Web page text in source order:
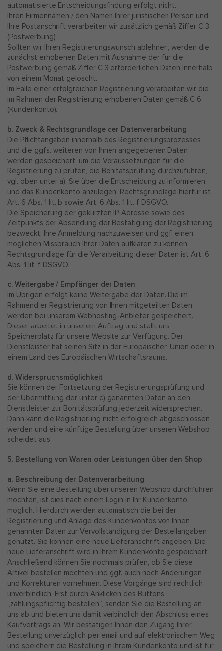
automatisierte Entscheidungsfindung erfolgt nicht.
Ihren Firmennamen / den Namen Ihrer juristischen Person und
Ihre Postanschrift verarbeiten wir zusätzlich gemäß Ziffer C 3
(Postwerbung).
Sollten wir Ihren Registrierungswunsch ablehnen, werden die
zunächst erhobenen Daten mit Ausnahme der für die
Postwerbung gemäß Ziffer C 3 erforderlichen Daten innerhalb
von einem Monat gelöscht.
Im Falle einer erfolgreichen Registrierung verarbeiten wir die
im Rahmen der Registrierung erhobenen Daten gemäß C 6
(Kundenkonto).
b. Zweck & Rechtsgrundlage der Datenverarbeitung
Die Pflichtangaben innerhalb des Registrierungsprozesses
und die ggfs. weiteren von Ihnen angegebenen Daten
werden gespeichert, um die Voraussetzungen für die
Registrierung zu prüfen, die Bonitätsprüfung durchzuführen,
vgl. oben unter a), Sie über die Entscheidung zu informieren
und das Kundenkonto anzulegen. Rechtsgrundlage hierfür ist
Art. 6 Abs. 1 lit. b sowie Art. 6 Abs. 1 lit. f DSGVO.
Die Speicherung der gekürzten IP-Adresse sowie des
Zeitpunkts der Absendung der Bestätigung der Registrierung
bezweckt, Ihre Anmeldung nachzuweisen und ggf. einen
möglichen Missbrauch Ihrer Daten aufklären zu können.
Rechtsgrundlage für die Verarbeitung dieser Daten ist Art. 6
Abs. 1 lit. f DSGVO.
c. Weitergabe / Empfänger der Daten
Im Übrigen erfolgt keine Weitergabe der Daten. Die im
Rahmend er Registrierung von Ihnen mitgeteilten Daten
werden bei unserem Webhosting-Anbieter gespeichert.
Dieser arbeitet in unserem Auftrag und stellt uns
Speicherplatz für unsere Website zur Verfügung. Der
Dienstleister hat seinen Sitz in der Europäischen Union oder in
einem Land des Europäischen Wirtschaftsraums.
d. Widerspruchsmöglichkeit
Sie können der Fortsetzung der Registrierungsprüfung und
der Übermittlung der unter c) genannten Daten an den
Dienstleister zur Bonitätsprüfung jederzeit widersprechen.
Dann kann die Registrierung nicht erfolgreich abgeschlossen
werden und eine künftige Bestellung über unseren Webshop
scheidet aus.
5. Bestellung von Waren oder Leistungen über den Shop
a. Beschreibung der Datenverarbeitung
Wenn Sie eine Bestellung über unseren Webshop durchführen
möchten, ist dies nach einem Login in Ihr Kundenkonto
möglich. Hierdurch werden automatisch die bei der
Registrierung und Anlage des Kundenkontos von Ihnen
genannten Daten zur Vervollständigung der Bestellangaben
genutzt. Sie können eine neue Lieferanschrift angeben. Die
neue Lieferanschrift wird in Ihrem Kundenkonto gespeichert.
Anschließend können Sie nochmals prüfen, ob Sie diese
Artikel bestellen möchten und ggf. auch noch Änderungen
und Korrekturen vornehmen. Diese Vorgänge sind rechtlich
unverbindlich. Erst durch Anklicken des Buttons
„zahlungspflichtig bestellen“, senden Sie die Bestellung an
uns ab und bieten uns damit verbindlich den Abschluss eines
Kaufvertrags an. Wir bestätigen Ihnen den Zugang Ihrer
Bestellung unverzüglich per email und auf elektronischem Weg
und speichern die Bestellung in Ihrem Kundenkonto und ist für